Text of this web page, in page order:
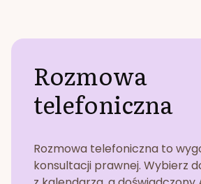
Rozmowa
telefoniczna
Rozmowa telefoniczna to
konsultacji prawnej. Wybierz